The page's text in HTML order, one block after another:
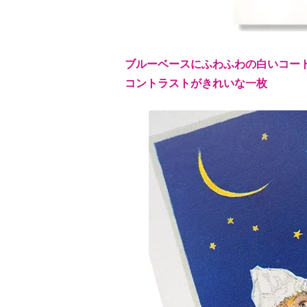
ブルーベースにふわふわの白いコー
コントラストがきれいな一枚